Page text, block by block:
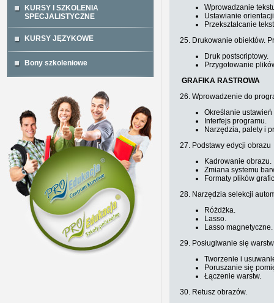
KURSY I SZKOLENIA
SPECJALISTYCZNE
KURSY JĘZYKOWE
Bony szkoleniowe
Wprowadzanie
Ustawianie
Przekształcanie
25. Drukowanie obiektów.
Druk postscriptowy.
Przygotowanie
GRAFIKA RASTROWA
26. Wprowadzenie do
Określanie
Interfejs programu.
Narzędzia, palety i
27. Podstawy edycji obrazu
Kadrowanie obrazu.
Zmiana systemu
Formaty plików
28. Narzędzia selekcji
Różdżka.
Lasso.
Lasso magnetyczne.
29. Posługiwanie się
Tworzenie i
Poruszanie się
Łączenie warstw.
30. Retusz obrazów.